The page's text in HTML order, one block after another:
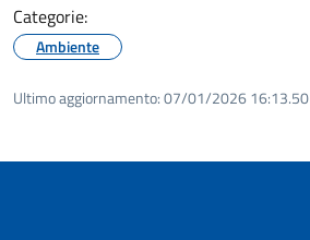
Categorie:
Ambiente
Ultimo aggiornamento:07/01/2026 16:13.50